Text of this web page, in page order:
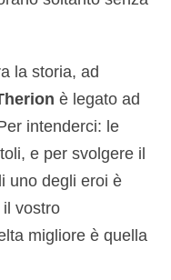
la storia, ad
è legato ad
intenderci: le
e per svolgere il
uno degli eroi è
vostro
migliore è quella